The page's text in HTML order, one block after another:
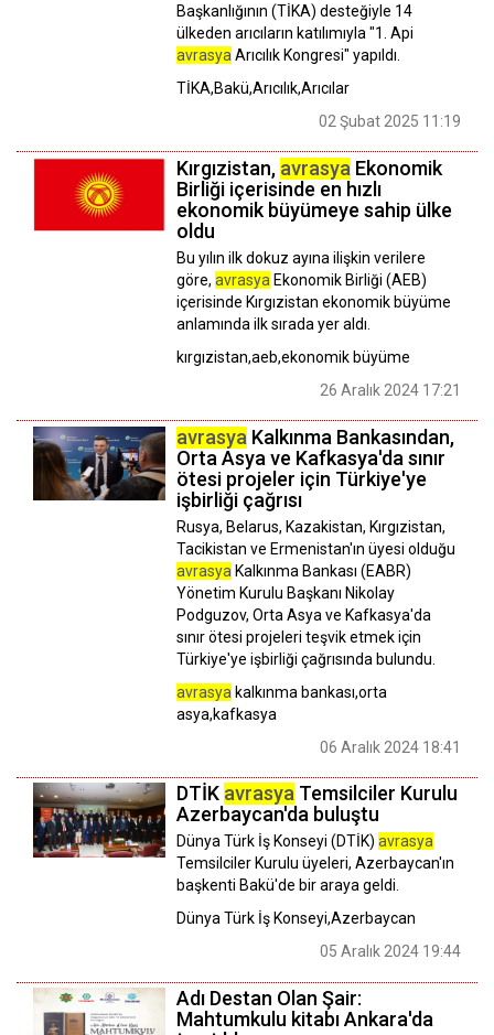
Başkanlığının (TİKA) desteğiyle 14
ülkeden arıcıların katılımıyla "1. Api
avrasya Arıcılık Kongresi" yapıldı.
TİKA,Bakü,Arıcılık,Arıcılar
02 Şubat 2025 11:19
Kırgızistan, avrasya Ekonomik
Birliği içerisinde en hızlı
ekonomik büyümeye sahip ülke
oldu
Bu yılın ilk dokuz ayına ilişkin verilere
göre, avrasya Ekonomik Birliği (AEB)
içerisinde Kırgızistan ekonomik büyüme
anlamında ilk sırada yer aldı.
kırgızistan,aeb,ekonomik büyüme
26 Aralık 2024 17:21
avrasya Kalkınma Bankasından,
Orta Asya ve Kafkasya'da sınır
ötesi projeler için Türkiye'ye
işbirliği çağrısı
Rusya, Belarus, Kazakistan, Kırgızistan,
Tacikistan ve Ermenistan'ın üyesi olduğu
avrasya Kalkınma Bankası (EABR)
Yönetim Kurulu Başkanı Nikolay
Podguzov, Orta Asya ve Kafkasya'da
sınır ötesi projeleri teşvik etmek için
Türkiye'ye işbirliği çağrısında bulundu.
avrasya kalkınma bankası,orta
asya,kafkasya
06 Aralık 2024 18:41
DTİK avrasya Temsilciler Kurulu
Azerbaycan'da buluştu
Dünya Türk İş Konseyi (DTİK) avrasya
Temsilciler Kurulu üyeleri, Azerbaycan'ın
başkenti Bakü'de bir araya geldi.
Dünya Türk İş Konseyi,Azerbaycan
05 Aralık 2024 19:44
Adı Destan Olan Şair:
Mahtumkulu kitabı Ankara'da